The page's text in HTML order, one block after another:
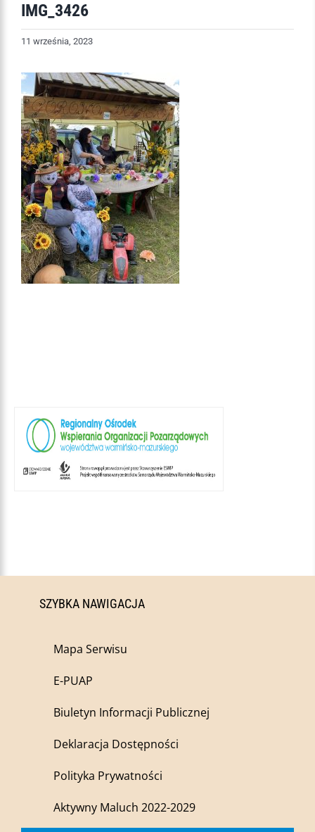
IMG_3426
11 września, 2023
SZYBKA NAWIGACJA
Mapa Serwisu
E-PUAP
Biuletyn Informacji Publicznej
Deklaracja Dostępności
Polityka Prywatności
Aktywny Maluch 2022-2029